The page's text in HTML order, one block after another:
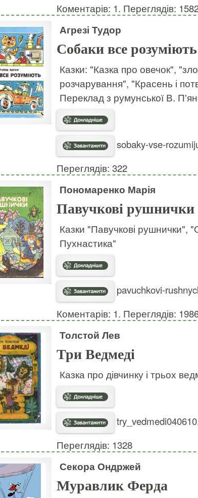
Коментарів: 1. Переглядів:
Агрезі Тудор
Собаки все розуміють
Казки: "Казка про овечок",
розчарування", "Красень і
Переклад з румунської В.
sobaky-vse-
Переглядів: 322
Пономаренко Марія
Павучкові рушнички
Казки "Павучкові рушнички",
Пухнастика"
pavuchkovi-
Коментарів: 1. Переглядів:
Толстой Лев
Три Ведмеді
Казка про дівчинку і трьох
Переглядів: 1328
Секора Ондржей
Муравлик Ферда